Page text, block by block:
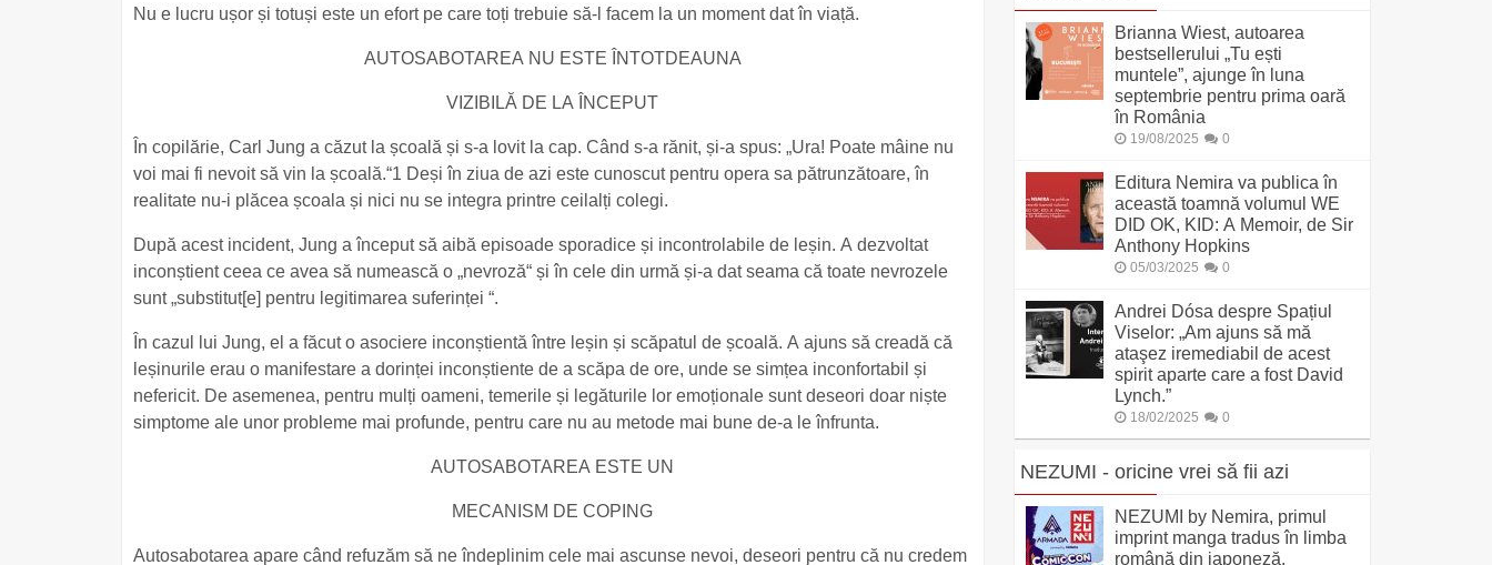
Nu e lucru ușor și totuși este un efort pe care toți trebuie să-l facem la un moment dat în viață.
AUTOSABOTAREA NU ESTE ÎNTOTDEAUNA
VIZIBILĂ DE LA ÎNCEPUT
În copilărie, Carl Jung a căzut la școală și s-a lovit la cap. Când s-a rănit, și-a spus: „Ura! Poate mâine nu
voi mai fi nevoit să vin la școală.“1 Deși în ziua de azi este cunoscut pentru opera sa pătrunzătoare, în
realitate nu-i plăcea școala și nici nu se integra printre ceilalți colegi.
După acest incident, Jung a început să aibă episoade sporadice și incontrolabile de leșin. A dezvoltat
inconștient ceea ce avea să numească o „nevroză“ și în cele din urmă și-a dat seama că toate nevrozele
sunt „substitut[e] pentru legitimarea suferinței “.
În cazul lui Jung, el a făcut o asociere inconștientă între leșin și scăpatul de școală. A ajuns să creadă că
leșinurile erau o manifestare a dorinței inconștiente de a scăpa de ore, unde se simțea inconfortabil și
nefericit. De asemenea, pentru mulți oameni, temerile și legăturile lor emoționale sunt deseori doar niște
simptome ale unor probleme mai profunde, pentru care nu au metode mai bune de-a le înfrunta.
AUTOSABOTAREA ESTE UN
MECANISM DE COPING
Autosabotarea apare când refuzăm să ne îndeplinim cele mai ascunse nevoi, deseori pentru că nu credem
Brianna Wiest, autoarea
bestsellerului „Tu ești
muntele”, ajunge în luna
septembrie pentru prima oară
în România
19/08/2025 0
Editura Nemira va publica în
această toamnă volumul WE
DID OK, KID: A Memoir, de Sir
Anthony Hopkins
05/03/2025 0
Andrei Dósa despre Spațiul
Viselor: „Am ajuns să mă
ataşez iremediabil de acest
spirit aparte care a fost David
Lynch.”
18/02/2025 0
NEZUMI - oricine vrei să fii azi
NEZUMI by Nemira, primul
imprint manga tradus în limba
română din japoneză,